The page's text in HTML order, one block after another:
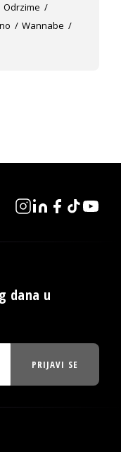
Odrzime
Wannabe
dana u
PRIJAVI SE